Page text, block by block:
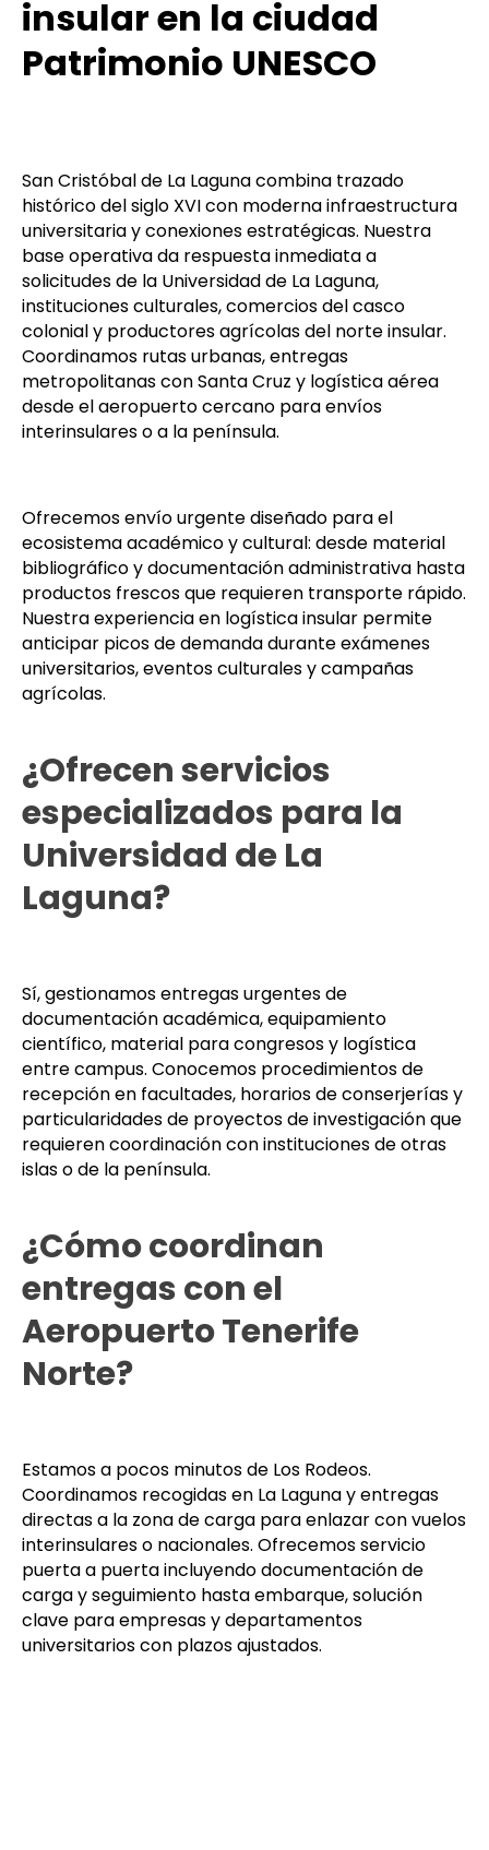
insular en la ciudad
Patrimonio UNESCO
San Cristóbal de La Laguna combina trazado
histórico del siglo XVI con moderna infraestructura
universitaria y conexiones estratégicas. Nuestra
base operativa da respuesta inmediata a
solicitudes de la Universidad de La Laguna,
instituciones culturales, comercios del casco
colonial y productores agrícolas del norte insular.
Coordinamos rutas urbanas, entregas
metropolitanas con Santa Cruz y logística aérea
desde el aeropuerto cercano para envíos
interinsulares o a la península.
Ofrecemos envío urgente diseñado para el
ecosistema académico y cultural: desde material
bibliográfico y documentación administrativa hasta
productos frescos que requieren transporte rápido.
Nuestra experiencia en logística insular permite
anticipar picos de demanda durante exámenes
universitarios, eventos culturales y campañas
agrícolas.
¿Ofrecen servicios
especializados para la
Universidad de La
Laguna?
Sí, gestionamos entregas urgentes de
documentación académica, equipamiento
científico, material para congresos y logística
entre campus. Conocemos procedimientos de
recepción en facultades, horarios de conserjerías y
particularidades de proyectos de investigación que
requieren coordinación con instituciones de otras
islas o de la península.
¿Cómo coordinan
entregas con el
Aeropuerto Tenerife
Norte?
Estamos a pocos minutos de Los Rodeos.
Coordinamos recogidas en La Laguna y entregas
directas a la zona de carga para enlazar con vuelos
interinsulares o nacionales. Ofrecemos servicio
puerta a puerta incluyendo documentación de
carga y seguimiento hasta embarque, solución
clave para empresas y departamentos
universitarios con plazos ajustados.